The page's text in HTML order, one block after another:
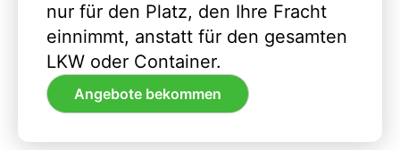
nur für den Platz, den Ihre Fracht
einnimmt, anstatt für den gesamten
LKW oder Container.
Angebote bekommen